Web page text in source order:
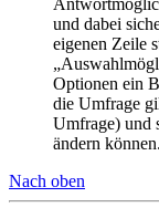
und dabei
eigenen Zeile
Optionen ein
die Umfrage
Umfrage) und
ändern können.
Nach oben